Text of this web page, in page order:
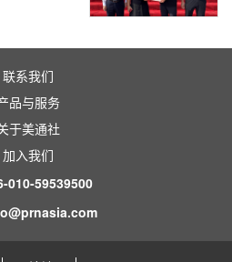
联系我们
品与服务
于美通社
加入我们
010-59539500